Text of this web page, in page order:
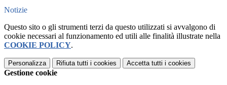
Notizie
Questo sito o gli strumenti terzi da questo utilizzati si avvalgono di
cookie necessari al funzionamento ed utili alle finalità illustrate nella
COOKIE POLICY.
Personalizza Rifiuta tutti i cookies Accetta tutti i cookies
Gestione cookie